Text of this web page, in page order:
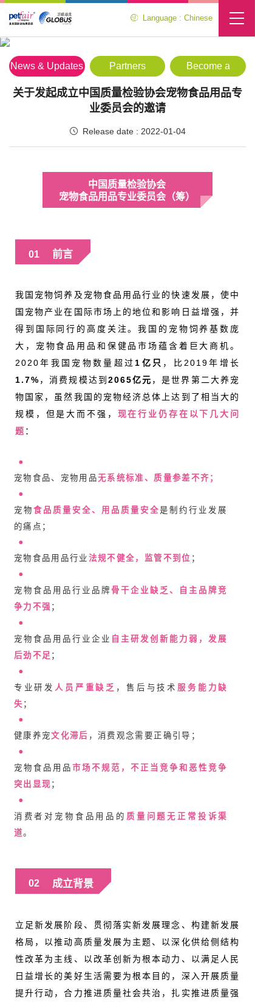
Language : Chinese
Media Center
News & Updates Partners
Become a
Partner
关于发起成立中国质量检验协会宠物食品用品专
业委员会的邀请
Release date : 2022-01-04
中国质量检验协会
宠物食品用品专业委员会（筹）
01 前言
我国宠物饲养及宠物食品用品行业的快速发展，使中
国宠物产业在国际市场上的地位和影响日益增强，并
得到国际同行的高度关注。我国的宠物饲养基数庞
大，宠物食品用品和保健品市场蕴含着巨大商机。
2020年我国宠物数量超过1亿只 ，比2019年增长
1.7% ，消费规模达到 2065亿元 ，是世界第二大养宠
物国家，虽然我国的宠物经济总体上达到了相当大的
规模，但是大而不强， 现在行业仍存在以下几大问
题 ：
宠物食品、宠物用品无系统标准、质量参差不齐；
宠物食品质量安全、用品质量安全是制约行业发展
的痛点；
宠物食品用品行业法规不健全，监管不到位 ；
宠物食品用品行业品牌 骨干企业缺乏、自主品牌竞
争力不强 ；
宠物食品用品行业企业 自主研发创新能力弱，发展
后劲不足 ；
专业研发 人员严重缺乏 ，售后与技术 服务能力缺
失；
健康养宠文化滞后 ，消费观念需要正确引导；
宠物食品用品市场不规范 ，不正当竞争和恶性竞争
突出显现；
消费者对宠物食品用品的 质量问题无正常投诉渠
道。
02 成立背景
立足新发展阶段、贯彻落实新发展理念、构建新发展
格局，以推动高质量发展为主题、以深化供给侧结构
性改革为主线、以改革创新为根本动力、以满足人民
日益增长的美好生活需要为根本目的，深入开展质量
提升行动，合力推进质量社会共治，扎实推进质量强